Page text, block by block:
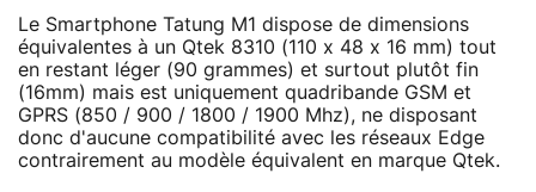
Le Smartphone Tatung M1 dispose de dimensions
équivalentes à un Qtek 8310 (110 x 48 x 16 mm) tout
en restant léger (90 grammes) et surtout plutôt fin
(16mm) mais est uniquement quadribande GSM et
GPRS (850 / 900 / 1800 / 1900 Mhz), ne disposant
donc d'aucune compatibilité avec les réseaux Edge
contrairement au modèle équivalent en marque Qtek.